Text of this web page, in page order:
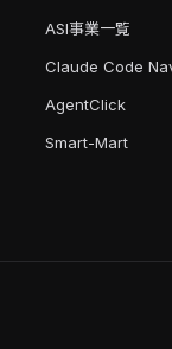
ASI事業一覧
Claude Code
AgentClick
Smart-Mart